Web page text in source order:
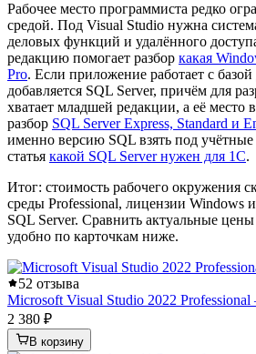
Рабочее место программиста редко
средой. Под Visual Studio нужна
деловых функций и удалённого
редакцию помогает разбор какая
Pro. Если приложение работает с
добавляется SQL Server, причём для
хватает младшей редакции, а её место
разбор SQL Server Express, Standard и
именно версию SQL взять под учётные
статья какой SQL Server нужен для 1С.
Итог: стоимость рабочего окружения
среды Professional, лицензии Windows
SQL Server. Сравнить актуальные
удобно по карточкам ниже.
52 отзыва
Microsoft Visual Studio 2022
2 380 ₽
В корзину